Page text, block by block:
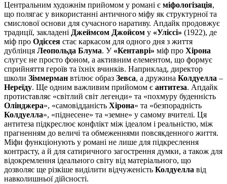
Центральним художнім прийомом у романі є міфологізація,
що полягає у використанні античного міфу як структурної та
смислової основи для сучасного наративу. Апдайк продовжує
традиції, закладені Джеймсом Джойсом у «Уліссі» (1922), де
міф про Одіссея стає каркасом для одного дня з життя
дублінця Леопольда Блума. У «Кентаврі» міф про Хірона
слугує не просто фоном, а активним елементом, що формує
сприйняття героїв та їхніх вчинків. Наприклад, директор
школи Зіммерман втілює образ Зевса, а дружина Колдуелла –
Нереїду. Ще одним важливим прийомом є антитеза. Апдайк
протиставляє «світлий світ легенди» та «похмуру буденність
Олінджера», «самовідданість Хірона» та «безпорадність
Колдуелла», «піднесене» та «земне» у самому вчителі. Ця
антитеза підкреслює конфлікт між ідеалом і реальністю, між
прагненням до величі та обмеженнями повсякденного життя.
Міфи функціонують у романі не лише для підкреслення
контрасту, а й для сатиричного загострення думки, а також для
відокремлення ідеального світу від матеріального, що
дозволяє ще різкіше виділити відчуженість Колдуелла від
навколишньої дійсності.